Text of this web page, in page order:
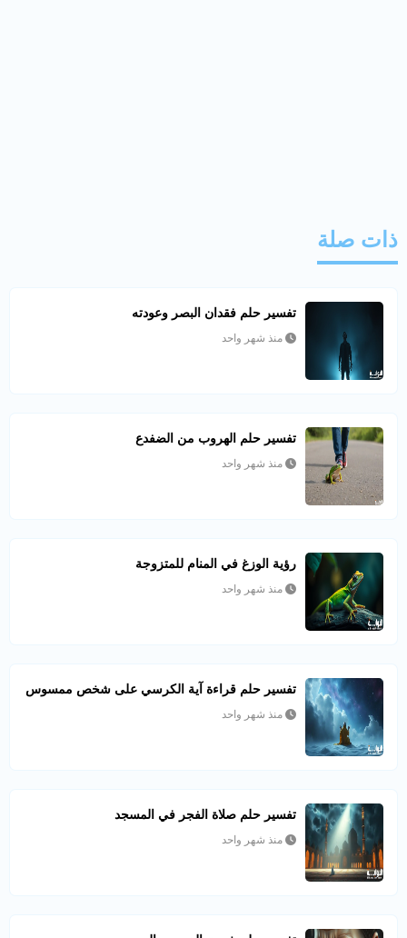
ذات صلة
تفسير حلم فقدان البصر وعودته
منذ شهر واحد
تفسير حلم الهروب من الضفدع
منذ شهر واحد
رؤية الوزغ في المنام للمتزوجة
منذ شهر واحد
تفسير حلم قراءة آية الكرسي على شخص ممسوس
منذ شهر واحد
تفسير حلم صلاة الفجر في المسجد
منذ شهر واحد